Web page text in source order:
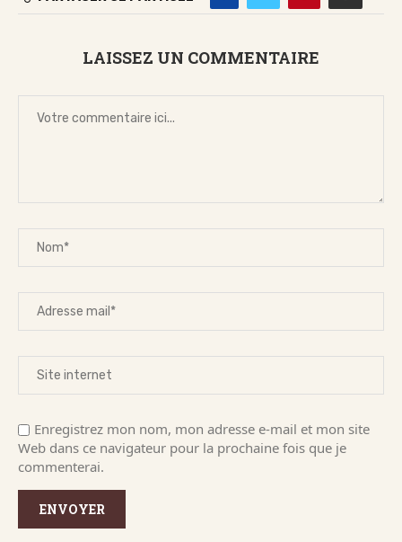
LAISSEZ UN COMMENTAIRE
Enregistrez mon nom, mon adresse e-mail et mon site
Web dans ce navigateur pour la prochaine fois que je
commenterai.